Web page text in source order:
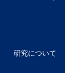
研究について